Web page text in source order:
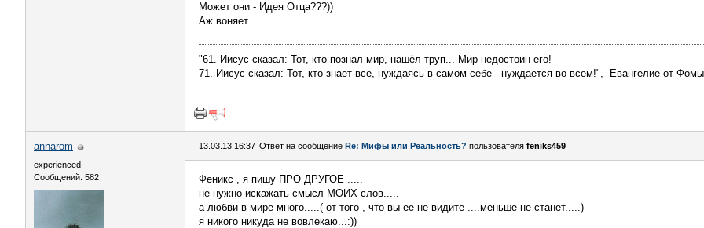
Может они - Идея Отца???))
Аж воняет...
"61. Иисус сказал: Тот, кто познал мир, нашёл труп... Мир недостоин его!
71. Иисус сказал: Тот, кто знает все, нуждаясь в самом себе - нуждается во всем!",- Евангелие от
annarom
experienced
Сообщений: 582
13.03.13 16:37 Ответ на сообщение Re: Мифы или Реальность? пользователя feniks459
Феникс , я пишу ПРО ДРУГОЕ .....
не нужно искажать смысл МОИХ слов.....
а любви в мире много.....( от того , что вы ее не видите ....меньше не станет.....)
я никого никуда не вовлекаю...:))